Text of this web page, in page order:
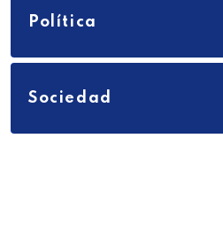
Política
Sociedad